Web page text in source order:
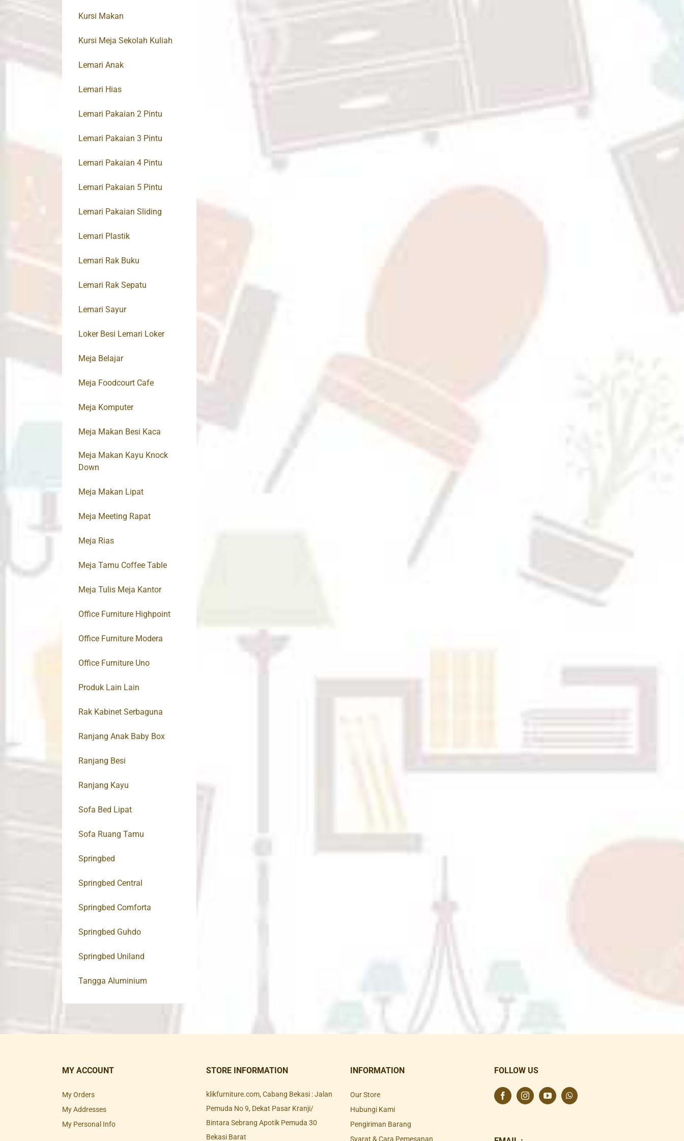
Kursi Makan
Kursi Meja Sekolah Kuliah
Lemari Anak
Lemari Hias
Lemari Pakaian 2 Pintu
Lemari Pakaian 3 Pintu
Lemari Pakaian 4 Pintu
Lemari Pakaian 5 Pintu
Lemari Pakaian Sliding
Lemari Plastik
Lemari Rak Buku
Lemari Rak Sepatu
Lemari Sayur
Loker Besi Lemari Loker
Meja Belajar
Meja Foodcourt Cafe
Meja Komputer
Meja Makan Besi Kaca
Meja Makan Kayu Knock
Down
Meja Makan Lipat
Meja Meeting Rapat
Meja Rias
Meja Tamu Coffee Table
Meja Tulis Meja Kantor
Office Furniture Highpoint
Office Furniture Modera
Office Furniture Uno
Produk Lain Lain
Rak Kabinet Serbaguna
Ranjang Anak Baby Box
Ranjang Besi
Ranjang Kayu
Sofa Bed Lipat
Sofa Ruang Tamu
Springbed
Springbed Central
Springbed Comforta
Springbed Guhdo
Springbed Uniland
Tangga Aluminium
MY ACCOUNT
My Orders
My Addresses
My Personal Info
STORE INFORMATION
klikfurniture.com, Cabang Bekasi : Jalan
Pemuda No 9, Dekat Pasar Kranji/
Bintara Sebrang Apotik Pemuda 30
Bekasi Barat
INFORMATION
Our Store
Hubungi Kami
Pengiriman Barang
Syarat & Cara Pemesanan
FOLLOW US